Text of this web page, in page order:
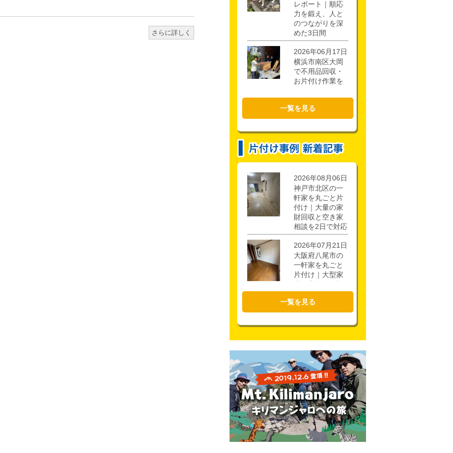
さらに詳しく
レポート｜順応
力を鍛え、人と
のつながりを深
めた3日間
2026年06月17日
横浜市南区大岡
で不用品回収・
お片付け作業を
2026年02月21日
CSR活動報告 枚
ププロジェクト
一覧を見る
2026年08月06日
神戸市北区の一
軒家を丸ごと片
付け｜大量の家
財回収と空き家
相談を2日で対応
2026年07月21日
大阪府八尾市の
一軒家を丸ごと
片付け｜大型家
で回収
2026年07月17日
軒家3階・ロフト
の片付けを1時間
半で対応
一覧を見る